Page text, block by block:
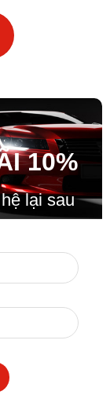
I10%
lại sau